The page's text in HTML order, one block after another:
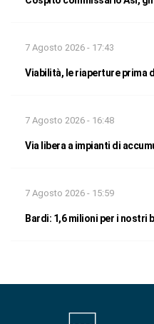
7 Agosto 2026 - 17:43
Viabilità, le riaperture prima
7 Agosto 2026 - 16:48
Via libera a impianti di
7 Agosto 2026 - 15:59
Bardi: 1,6 milioni per i nostri